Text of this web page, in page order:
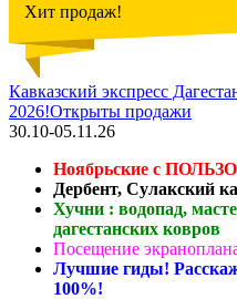
Хит продаж!
Кавказский экспресс
2026!Открыты продажи
30.10-05.11.26
Ноябрьские с
Дербент,
Хучни : водопад,
дагестанских ковров
Посещение
Лучшие гиды!
100%!